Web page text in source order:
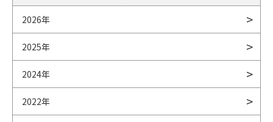
2026年
2025年
2024年
2022年